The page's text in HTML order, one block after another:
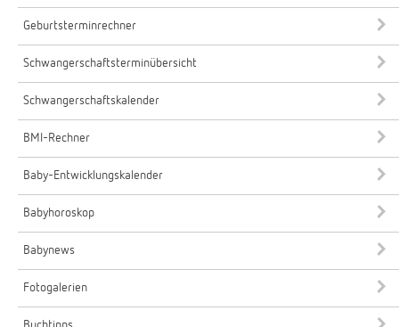
Geburtsterminrechner
Schwangerschaftsterminübersicht
Schwangerschaftskalender
BMI-Rechner
Baby-Entwicklungskalender
Babyhoroskop
Babynews
Fotogalerien